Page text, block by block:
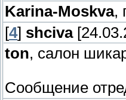
Karina-Moskva,
[4] shciva
ton, салон
Сообщение